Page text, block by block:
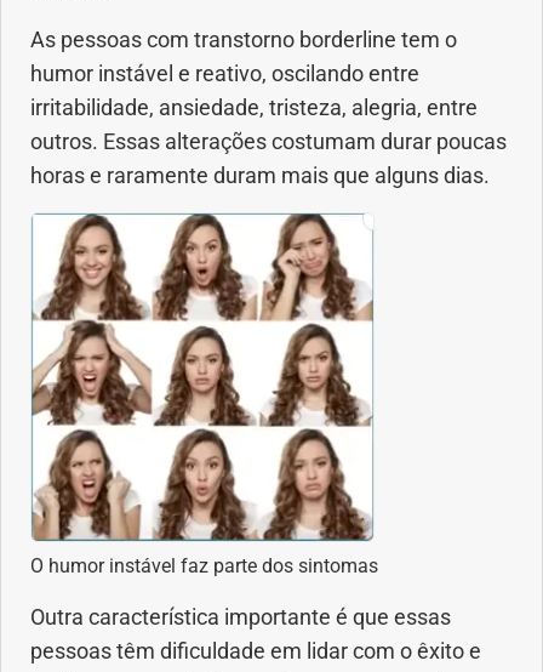
As pessoas com transtorno borderline tem o
humor instável e reativo, oscilando entre
irritabilidade, ansiedade, tristeza, alegria, entre
outros. Essas alterações costumam durar poucas
horas e raramente duram mais que alguns dias.
O humor instável faz parte dos sintomas
Outra característica importante é que essas
pessoas têm dificuldade em lidar com o êxito e